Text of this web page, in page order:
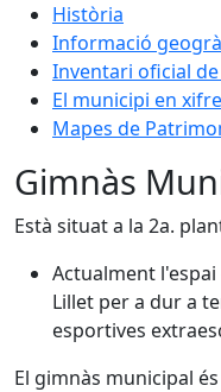
Història
Informació
Inventari oficial
El municipi en
Mapes de
Gimnàs
Està situat a la 2a.
Actualment l'espai
Lillet per a dur a
esportives
El gimnàs municipal